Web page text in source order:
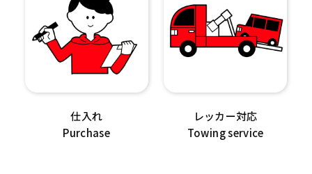
仕入れ
Purchase
レッカー対応
Towing service